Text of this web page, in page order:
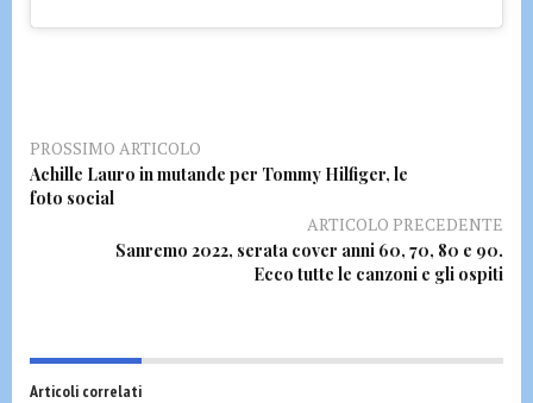
PROSSIMO ARTICOLO
Achille Lauro in mutande per Tommy Hilfiger, le
foto social
ARTICOLO PRECEDENTE
Sanremo 2022, serata cover anni 60, 70, 80 e 90.
Ecco tutte le canzoni e gli ospiti
Articoli correlati